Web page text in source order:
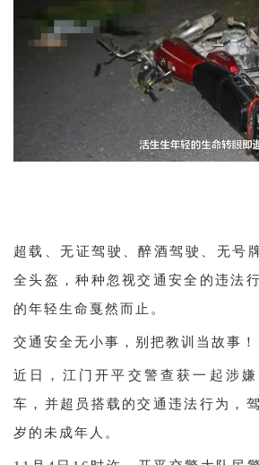
超载、无证驾驶、醉酒驾驶、无号
全头盔，种种忽视交通安全的违法
的年轻生命戛然而止。
交通安全无小事，别把教训当故事！
近日，江门开平交警查获一起涉
车，并超员搭载的交通违法行为，
岁的未成年人。